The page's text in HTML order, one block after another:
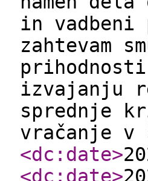
in vadbeni
zahtevam
izvajanju
sprednje
vračanje v
<dc:date>
<dc:date>